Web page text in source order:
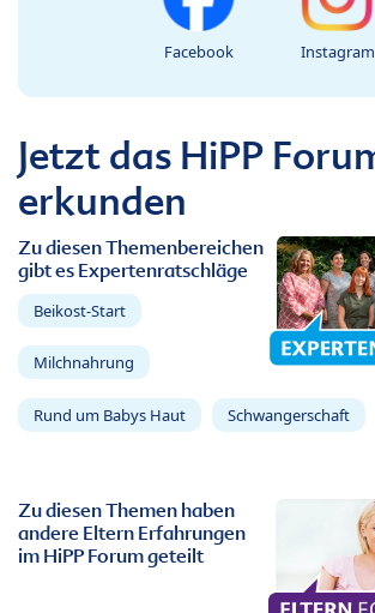
Facebook Instagram
Jetzt das HiPP
erkunden
Zu diesen Themenbereichen
gibt es Expertenratschläge
Beikost-Start
Milchnahrung
Rund um Babys Haut Schwangerschaft
Zu diesen Themen haben
andere Eltern Erfahrungen
im HiPP Forum geteilt